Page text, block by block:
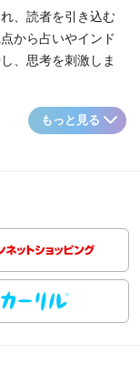
、読者を引き込む
から占いやインド
、思考を刺激しま
もっと見る